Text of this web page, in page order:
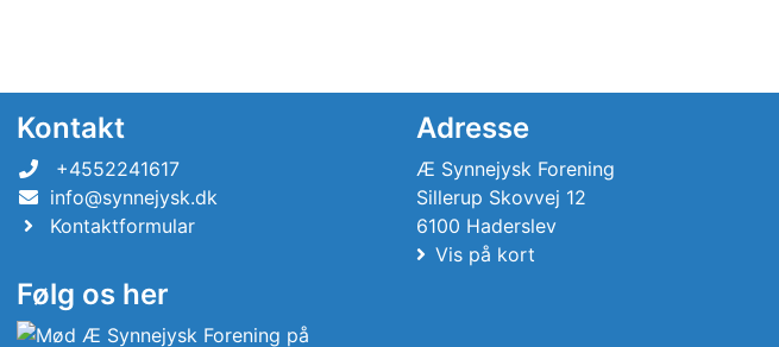
Kontakt
+4552241617
info@synnejysk.dk
Kontaktformular
Følg os her
Adresse
Æ Synnejysk Forening
Sillerup Skovvej 12
6100 Haderslev
Vis på kort